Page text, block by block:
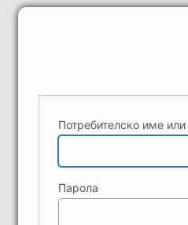
Вход
Потребителско име
Парола